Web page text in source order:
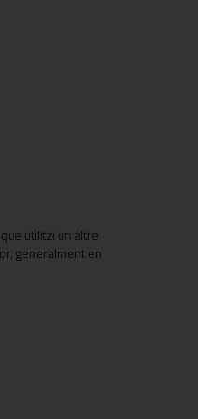
utilitzi un altre
generalment en